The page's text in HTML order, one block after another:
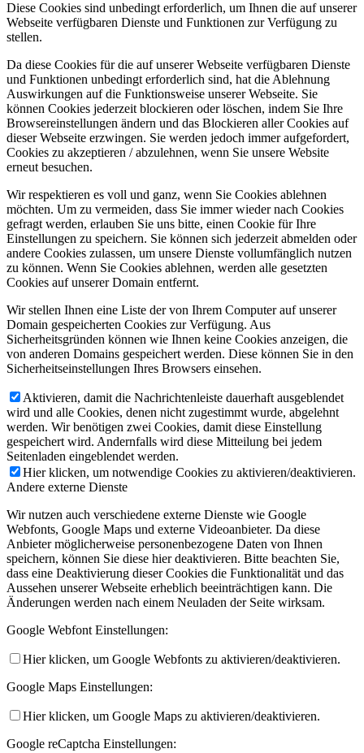
Diese Cookies sind unbedingt erforderlich, um Ihnen die auf unserer
Webseite verfügbaren Dienste und Funktionen zur Verfügung zu
stellen.
Da diese Cookies für die auf unserer Webseite verfügbaren Dienste
und Funktionen unbedingt erforderlich sind, hat die Ablehnung
Auswirkungen auf die Funktionsweise unserer Webseite. Sie
können Cookies jederzeit blockieren oder löschen, indem Sie Ihre
Browsereinstellungen ändern und das Blockieren aller Cookies auf
dieser Webseite erzwingen. Sie werden jedoch immer aufgefordert,
Cookies zu akzeptieren / abzulehnen, wenn Sie unsere Website
erneut besuchen.
Wir respektieren es voll und ganz, wenn Sie Cookies ablehnen
möchten. Um zu vermeiden, dass Sie immer wieder nach Cookies
gefragt werden, erlauben Sie uns bitte, einen Cookie für Ihre
Einstellungen zu speichern. Sie können sich jederzeit abmelden oder
andere Cookies zulassen, um unsere Dienste vollumfänglich nutzen
zu können. Wenn Sie Cookies ablehnen, werden alle gesetzten
Cookies auf unserer Domain entfernt.
Wir stellen Ihnen eine Liste der von Ihrem Computer auf unserer
Domain gespeicherten Cookies zur Verfügung. Aus
Sicherheitsgründen können wie Ihnen keine Cookies anzeigen, die
von anderen Domains gespeichert werden. Diese können Sie in den
Sicherheitseinstellungen Ihres Browsers einsehen.
Aktivieren, damit die Nachrichtenleiste dauerhaft ausgeblendet
wird und alle Cookies, denen nicht zugestimmt wurde, abgelehnt
werden. Wir benötigen zwei Cookies, damit diese Einstellung
gespeichert wird. Andernfalls wird diese Mitteilung bei jedem
Seitenladen eingeblendet werden.
Hier klicken, um notwendige Cookies zu aktivieren/deaktivieren.
Andere externe Dienste
Wir nutzen auch verschiedene externe Dienste wie Google
Webfonts, Google Maps und externe Videoanbieter. Da diese
Anbieter möglicherweise personenbezogene Daten von Ihnen
speichern, können Sie diese hier deaktivieren. Bitte beachten Sie,
dass eine Deaktivierung dieser Cookies die Funktionalität und das
Aussehen unserer Webseite erheblich beeinträchtigen kann. Die
Änderungen werden nach einem Neuladen der Seite wirksam.
Google Webfont Einstellungen:
Hier klicken, um Google Webfonts zu aktivieren/deaktivieren.
Google Maps Einstellungen:
Hier klicken, um Google Maps zu aktivieren/deaktivieren.
Google reCaptcha Einstellungen: